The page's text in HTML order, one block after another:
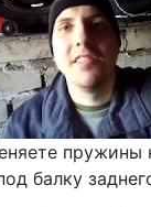
пружины
балку